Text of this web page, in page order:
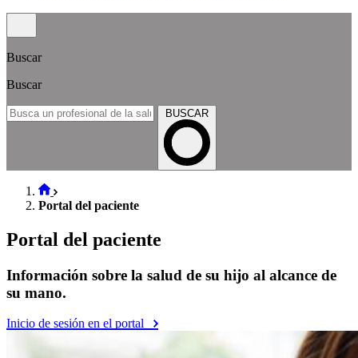
Buscar
Buscar
BUSCAR
Portal del paciente
Portal del paciente
Información sobre la salud de su hijo al alcance de
su mano.
Inicio de sesión en el portal